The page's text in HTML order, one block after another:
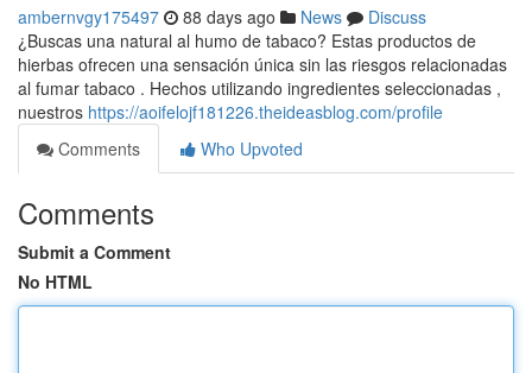
ambernvgy175497 88 days ago News
Discuss
¿Buscas una natural al humo de tabaco? Estas productos de
hierbas ofrecen una sensación única sin las riesgos relacionadas
al fumar tabaco . Hechos utilizando ingredientes seleccionadas ,
nuestros https://aoifelojf181226.theideasblog.com/profile
Comments
Who Upvoted
Comments
Submit a Comment
No HTML